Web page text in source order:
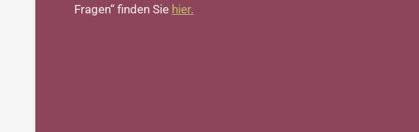
Fragen“ finden Sie hier.